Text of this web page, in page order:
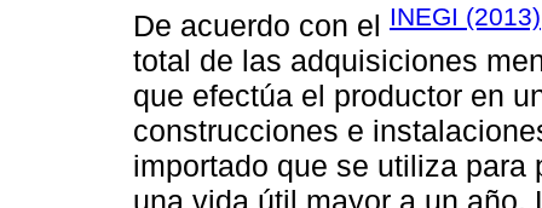
De acuerdo con el INEGI (2013)
total de las adquisiciones
que efectúa el productor en
construcciones e
importado que se utiliza
una vida útil mayor a un